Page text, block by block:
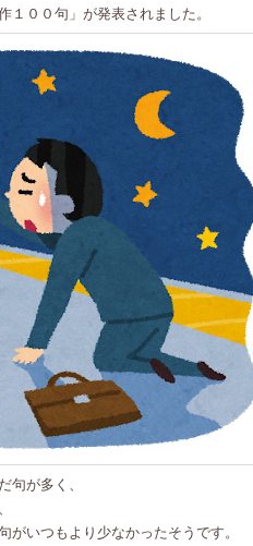
１００句」が発表されました。
句が多く、
がいつもより少なかったそうです。